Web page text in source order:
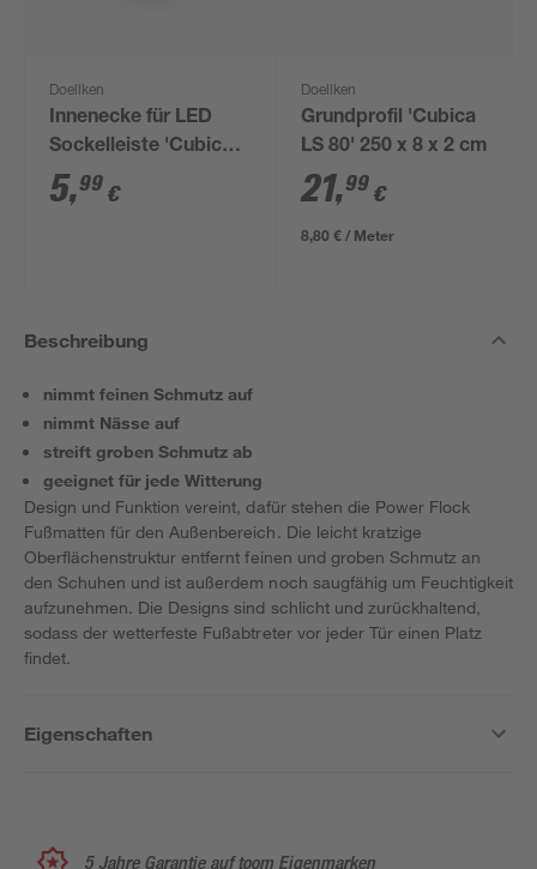
Doellken
Innenecke für LED
Sockelleiste 'Cubica
LS 80' anthrazit
5,99 €
Doellken
Grundprofil 'Cubica
LS 80' 250 x 8 x 2 cm
21,99 €
8,80 € / Meter
Beschreibung
nimmt feinen Schmutz auf
nimmt Nässe auf
streift groben Schmutz ab
geeignet für jede Witterung
Design und Funktion vereint, dafür stehen die Power Flock
Fußmatten für den Außenbereich. Die leicht kratzige
Oberflächenstruktur entfernt feinen und groben Schmutz an
den Schuhen und ist außerdem noch saugfähig um Feuchtigkeit
aufzunehmen. Die Designs sind schlicht und zurückhaltend,
sodass der wetterfeste Fußabtreter vor jeder Tür einen Platz
findet.
Eigenschaften
5 Jahre Garantie auf toom Eigenmarken